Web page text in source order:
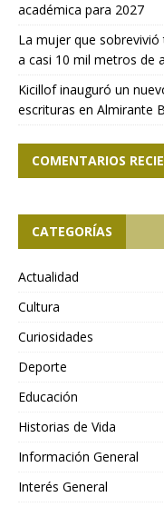
académica para 2027
La mujer que
a casi 10 mil metros de
Kicillof inauguró un
escrituras en Almirante
COMENTARIOS
CATEGORÍAS
Actualidad
Cultura
Curiosidades
Deporte
Educación
Historias de Vida
Información General
Interés General